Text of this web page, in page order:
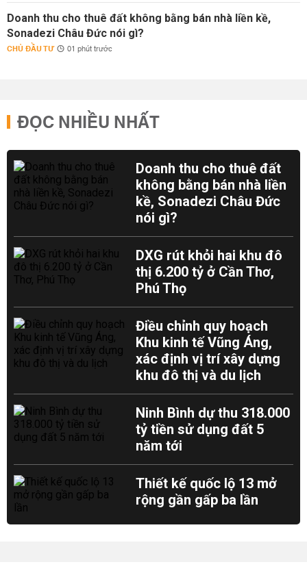
Doanh thu cho thuê đất không bằng bán nhà liền kề,
Sonadezi Châu Đức nói gì?
CHỦ ĐẦU TƯ 01 phút trước
ĐỌC NHIỀU NHẤT
Doanh thu cho thuê đất
không bằng bán nhà liền
kề, Sonadezi Châu Đức
nói gì?
DXG rút khỏi hai khu đô
thị 6.200 tỷ ở Cần Thơ,
Phú Thọ
Điều chỉnh quy hoạch
Khu kinh tế Vũng Áng,
xác định vị trí xây dựng
khu đô thị và du lịch
Ninh Bình dự thu 318.000
tỷ tiền sử dụng đất 5
năm tới
Thiết kế quốc lộ 13 mở
rộng gần gấp ba lần